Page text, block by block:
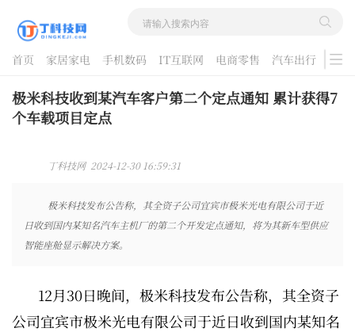
首页 家居家电 手机数码 IT互联网 电商零售 汽车出行
游戏
酷品评测
极米科技收到某汽车客户第二个定点通知 累计获得7
个车载项目定点
丁科技网 2024-12-30 16:59:31
极米科技发布公告称，其全资子公司宜宾市极米光电有限公司于近
日收到国内某知名汽车主机厂的第二个开发定点通知，将为其新车型供应
智能座舱显示解决方案。
12月30日晚间，极米科技发布公告称，其全资子
公司宜宾市极米光电有限公司于近日收到国内某知名